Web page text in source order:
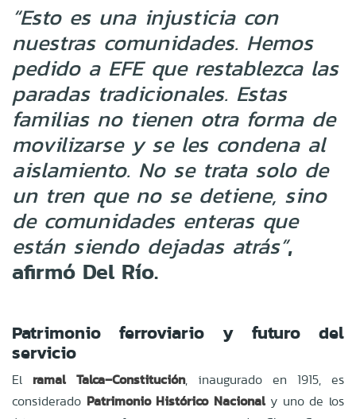
“Esto es una injusticia con
nuestras comunidades. Hemos
pedido a EFE que restablezca las
paradas tradicionales. Estas
familias no tienen otra forma de
movilizarse y se les condena al
aislamiento. No se trata solo de
un tren que no se detiene, sino
de comunidades enteras que
están siendo dejadas atrás”,
afirmó Del Río.
Patrimonio ferroviario y futuro del
servicio
El ramal Talca–Constitución, inaugurado en 1915, es
considerado Patrimonio Histórico Nacionaly uno de los